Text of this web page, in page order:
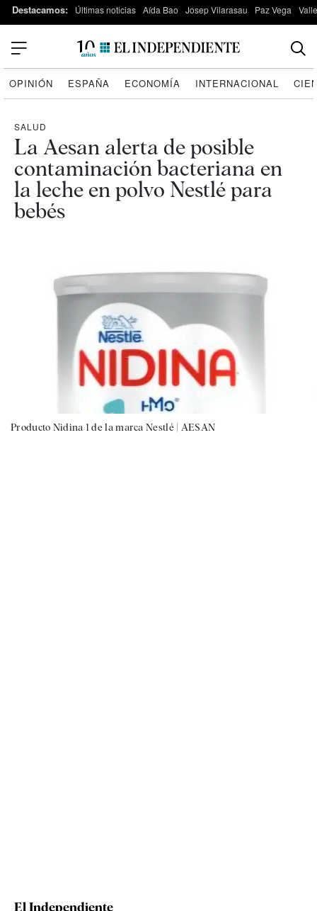
Destacamos: Últimas noticias Aída Bao Josep Vilarasau Paz Vega
OPINIÓN ESPAÑA ECONOMÍA INTERNACIONAL
SALUD
La Aesan alerta de posible
contaminación bacteriana en
la leche en polvo Nestlé para
bebés
Producto Nidina 1 de la marca Nestlé | AESAN
El Independiente